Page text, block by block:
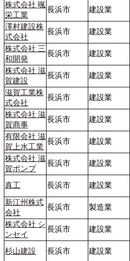
株式会社 颯
栄工業
長浜市 建設業
澤村建設株
式会社
長浜市 建設業
株式会社 三
和開発
長浜市 建設業
株式会社 滋
賀建設
長浜市 建設業
滋賀工業株
式会社
長浜市 建設業
株式会社 滋
賀商事
長浜市 建設業
有限会社 滋
賀上水工業
長浜市 建設業
株式会社 滋
賀ポンプ
長浜市 建設業
真工 長浜市 建設業
新江州株式
会社
長浜市 製造業
株式会社 シ
ンセイ
長浜市 建設業
杉山建設 長浜市 建設業